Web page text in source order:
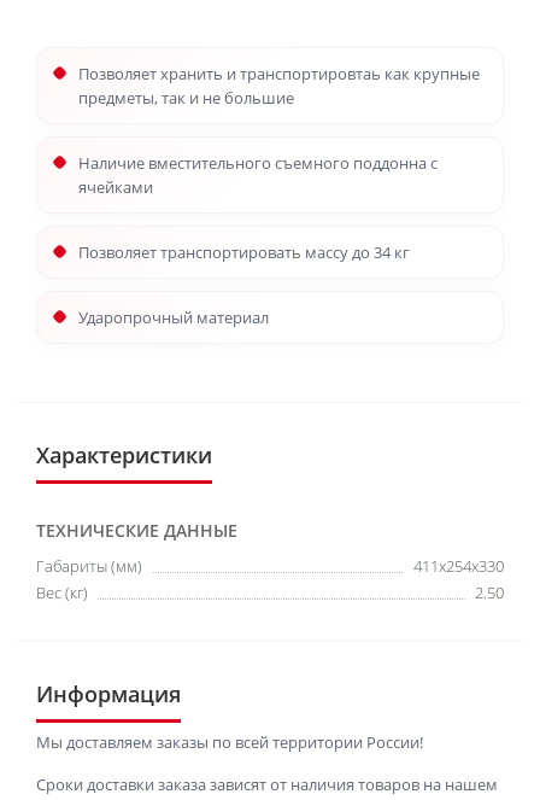
Позволяет хранить и транспортировтаь как крупные
предметы, так и не большие
Наличие вместительного съемного поддонна с
ячейками
Позволяет транспортировать массу до 34 кг
Ударопрочный материал
Характеристики
ТЕХНИЧЕСКИЕ ДАННЫЕ
Габариты (мм)
411x254x330
Вес (кг)
2.50
Информация
Мы доставляем заказы по всей территории России!
Сроки доставки заказа зависят от наличия товаров на нашем